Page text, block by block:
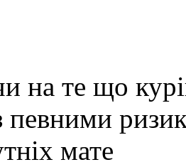
на те що
певними
мате